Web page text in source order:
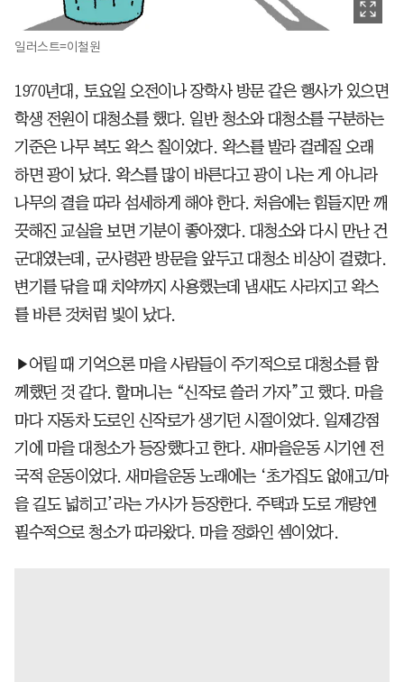
일러스트=이철원
1970년대, 토요일 오전이나 장학사 방문 같은 행사가 있으면
학생 전원이 대청소를 했다. 일반 청소와 대청소를 구분하는
기준은 나무 복도 왁스 칠이었다. 왁스를 발라 걸레질 오래
하면 광이 났다. 왁스를 많이 바른다고 광이 나는 게 아니라
나무의 결을 따라 섬세하게 해야 한다. 처음에는 힘들지만 깨
끗해진 교실을 보면 기분이 좋아졌다. 대청소와 다시 만난 건
군대였는데, 군사령관 방문을 앞두고 대청소 비상이 걸렸다.
변기를 닦을 때 치약까지 사용했는데 냄새도 사라지고 왁스
를 바른 것처럼 빛이 났다.
▶어릴 때 기억으론 마을 사람들이 주기적으로 대청소를 함
께했던 것 같다. 할머니는 “신작로 쓸러 가자”고 했다. 마을
마다 자동차 도로인 신작로가 생기던 시절이었다. 일제강점
기에 마을 대청소가 등장했다고 한다. 새마을운동 시기엔 전
국적 운동이었다. 새마을운동 노래에는 ‘초가집도 없애고/마
을 길도 넓히고’라는 가사가 등장한다. 주택과 도로 개량엔
필수적으로 청소가 따라왔다. 마을 정화인 셈이었다.